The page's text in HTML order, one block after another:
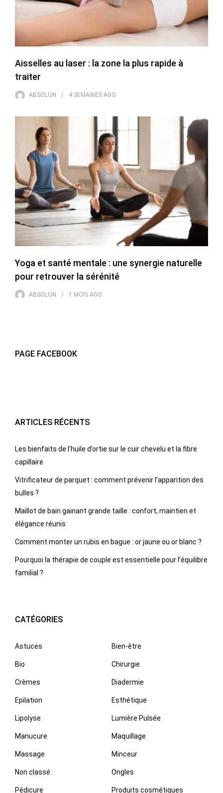
Aisselles au laser : la zone la plus rapide à
traiter
ABSOLON 4 SEMAINES AGO
Yoga et santé mentale : une synergie naturelle
pour retrouver la sérénité
ABSOLON 1 MOIS AGO
PAGE FACEBOOK
ARTICLES RÉCENTS
Les bienfaits de l’huile d’ortie sur le cuir chevelu et la fibre
capillaire
Vitrificateur de parquet : comment prévenir l’apparition des
bulles ?
Maillot de bain gainant grande taille : confort, maintien et
élégance réunis
Comment monter un rubis en bague : or jaune ou or blanc ?
Pourquoi la thérapie de couple est essentielle pour l’équilibre
familial ?
CATÉGORIES
Astuces Bien-être
Bio Chirurgie
Crèmes Diadermie
Epilation Esthétique
Lipolyse Lumière Pulsée
Manucure Maquillage
Massage Minceur
Non classé Ongles
Pédicure Produits cosmétiques